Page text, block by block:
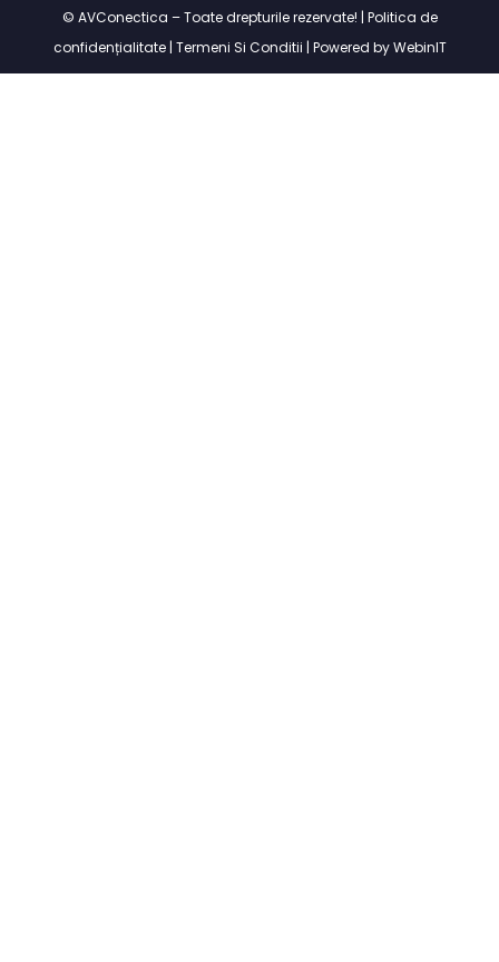
© AVConectica – Toate drepturile rezervate! | Politica de
confidențialitate| Termeni Si Conditii | Powered by WebinIT